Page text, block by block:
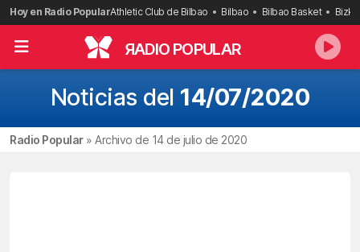
Saltar
al
contenido
Hoy en Radio PopularAthletic Club de Bilbao Bilbao Bilbao Basket
RADIO POPULAR
Noticias del 14/07/2020
Radio Popular» Archivo de 14 de julio de 2020